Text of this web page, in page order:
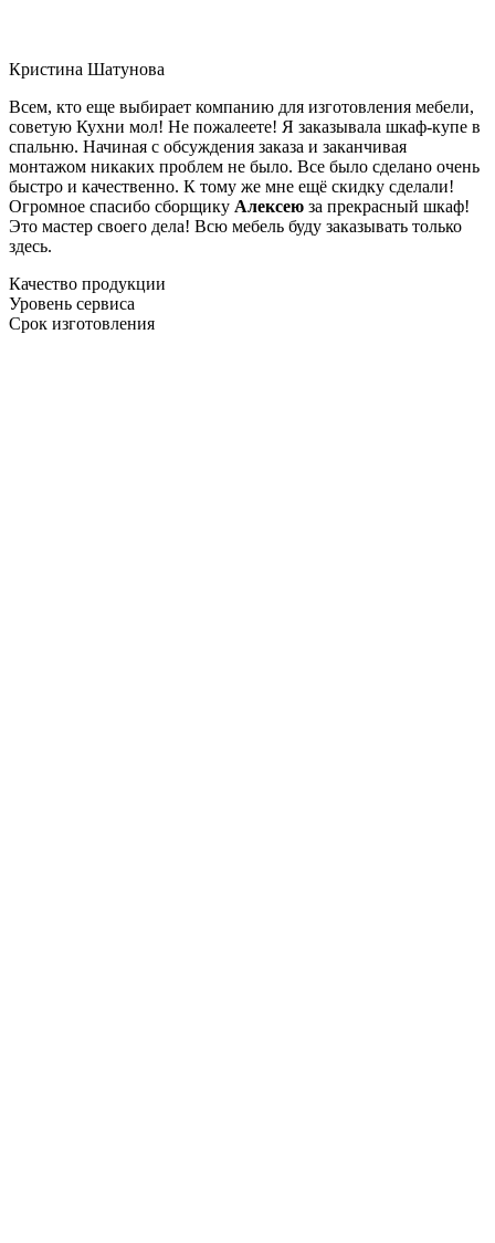
Кристина Шатунова
Всем, кто еще выбирает компанию для изготовления мебели,
советую Кухни мол! Не пожалеете! Я заказывала шкаф-купе в
спальню. Начиная с обсуждения заказа и заканчивая
монтажом никаких проблем не было. Все было сделано очень
быстро и качественно. К тому же мне ещё скидку сделали!
Огромное спасибо сборщику Алексею за прекрасный шкаф!
Это мастер своего дела! Всю мебель буду заказывать только
здесь.
Качество продукции
Уровень сервиса
Срок изготовления